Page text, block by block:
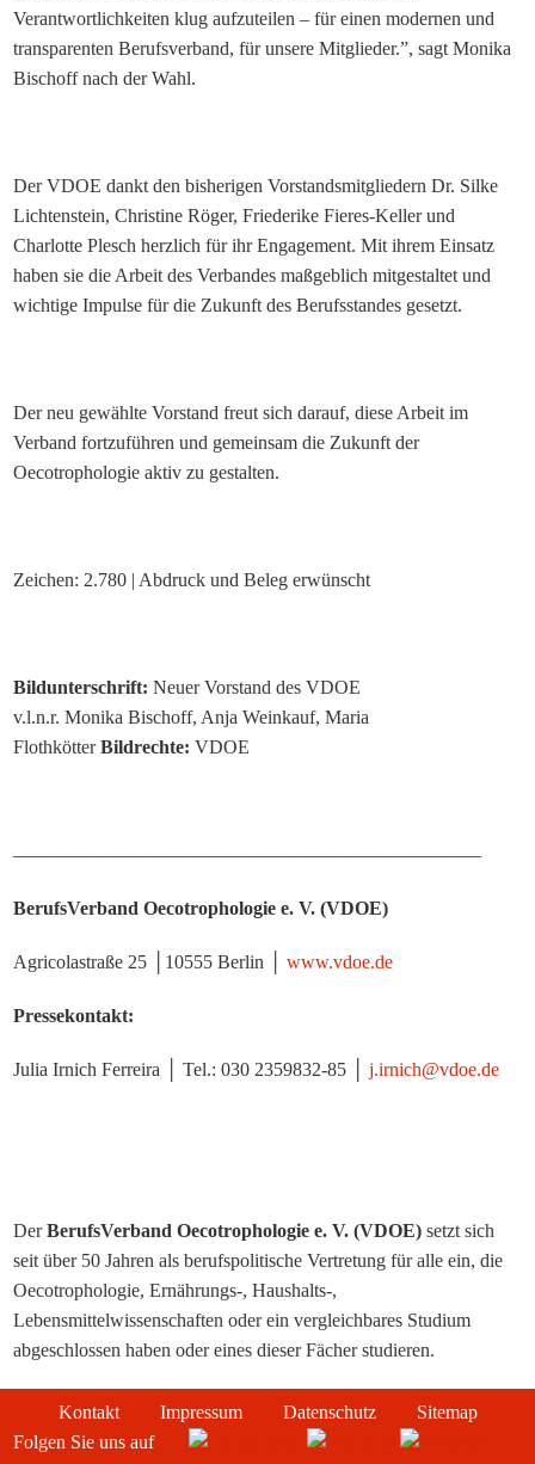
Verantwortlichkeiten klug aufzuteilen – für einen modernen und
transparenten Berufsverband, für unsere Mitglieder.”, sagt Monika
Bischoff nach der Wahl.
Der VDOE dankt den bisherigen Vorstandsmitgliedern Dr. Silke
Lichtenstein, Christine Röger, Friederike Fieres-Keller und
Charlotte Plesch herzlich für ihr Engagement. Mit ihrem Einsatz
haben sie die Arbeit des Verbandes maßgeblich mitgestaltet und
wichtige Impulse für die Zukunft des Berufsstandes gesetzt.
Der neu gewählte Vorstand freut sich darauf, diese Arbeit im
Verband fortzuführen und gemeinsam die Zukunft der
Oecotrophologie aktiv zu gestalten.
Zeichen: 2.780 | Abdruck und Beleg erwünscht
Bildunterschrift: Neuer Vorstand des VDOE
v.l.n.r. Monika Bischoff, Anja Weinkauf, Maria
FlothkötterBildrechte:VDOE
————————————————————————–
BerufsVerband Oecotrophologie e. V. (VDOE)
Agricolastraße 25 │10555 Berlin │www.vdoe.de
Pressekontakt:
Julia Irnich Ferreira │ Tel.: 030 2359832-85 │j.irnich@vdoe.de
DerBerufsVerband Oecotrophologie e. V. (VDOE) setzt sich
seit über 50 Jahren als berufspolitische Vertretung für alle ein, die
Oecotrophologie, Ernährungs-, Haushalts-,
Lebensmittelwissenschaften oder ein vergleichbares Studium
abgeschlossen haben oder eines dieser Fächer studieren.
Kontakt Impressum Datenschutz
Sitemap
Folgen Sie uns auf